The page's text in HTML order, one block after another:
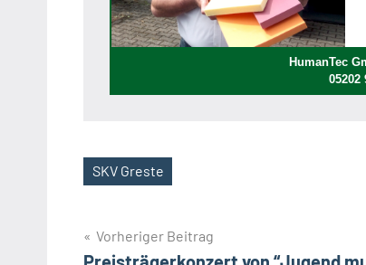
HumanTec
05202
Schlagwörter
SKV Greste
Beitragsnavigation
Vorheriger Beitrag